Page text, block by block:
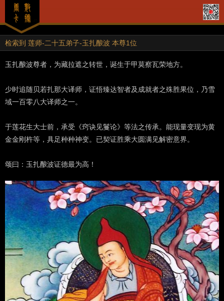
检索到 莲师-二十五弟子-玉扎酿波 本尊1位
玉扎酿波尊者，为藏拉遮之转世，诞生于甲莫察瓦荣地方。
少时追随贝若扎那大译师，证悟臻达智者及成就者之殊胜果位，乃雪
域一百零八大译师之一。
于莲花生大士前，承受《窍诀见鬘论》等法之传承。能现量变现为黄
金金刚杵等，具足种种神变。已契证胜乘大圆满见解密意界。
颂曰：玉扎酿波证德最为高！